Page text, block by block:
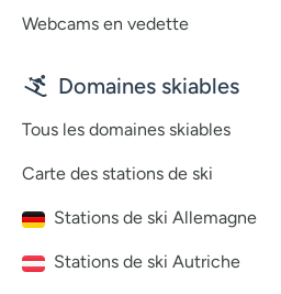
Webcams en vedette
Domaines skiables
Tous les domaines skiables
Carte des stations de ski
Stations de ski Allemagne
Stations de ski Autriche